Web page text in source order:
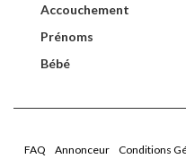
Accouchement
Prénoms
Bébé
FAQ Annonceur Conditions